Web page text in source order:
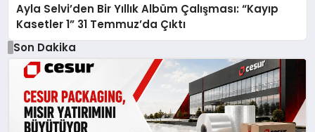
Ayla Selvi’den Bir Yıllık Albüm Çalışması: “Kayıp
Kasetler 1” 31 Temmuz’da Çıktı
Son Dakika